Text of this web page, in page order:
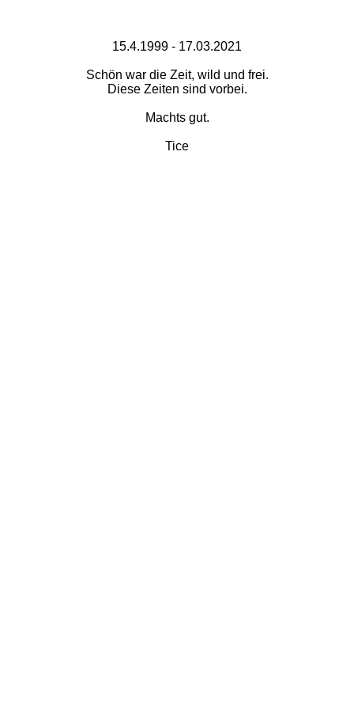
15.4.1999 - 17.03.2021
Schön war die Zeit, wild und frei.
Diese Zeiten sind vorbei.
Machts gut.
Tice